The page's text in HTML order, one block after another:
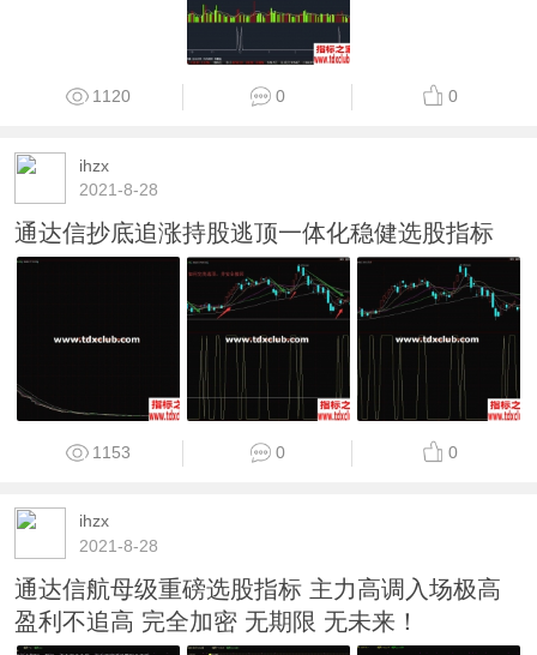
1120 0 0
ihzx
2021-8-28
通达信抄底追涨持股逃顶一体化稳健选股指标
1153 0 0
ihzx
2021-8-28
通达信航母级重磅选股指标 主力高调入场极高
盈利不追高 完全加密 无期限 无未来！